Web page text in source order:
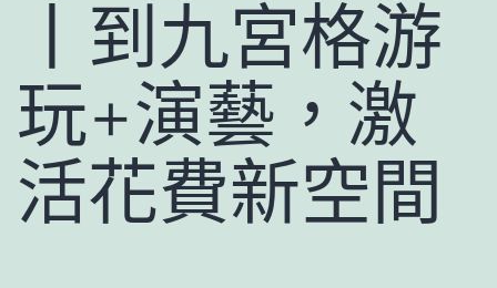
丨到九宮格游
玩+演藝，激
活花費新空間